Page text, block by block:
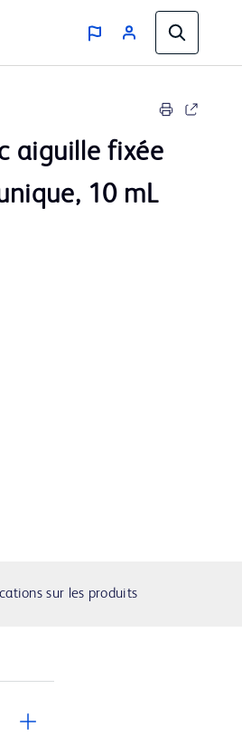
aiguille fixée
10 mL
sur les produits